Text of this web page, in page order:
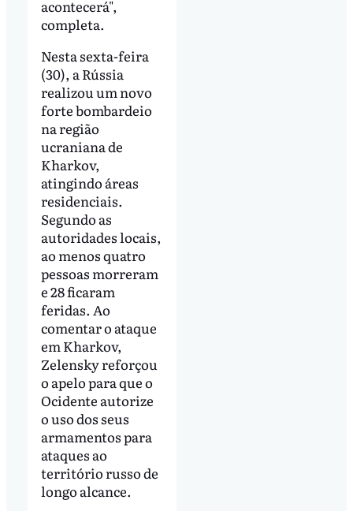
acontecerá",
completa.
Nesta sexta-feira
(30), a Rússia
realizou um novo
forte bombardeio
na região
ucraniana de
Kharkov,
atingindo áreas
residenciais.
Segundo as
autoridades locais,
ao menos quatro
pessoas morreram
e 28 ficaram
feridas. Ao
comentar o ataque
em Kharkov,
Zelensky reforçou
o apelo para que o
Ocidente autorize
o uso dos seus
armamentos para
ataques ao
território russo de
longo alcance.